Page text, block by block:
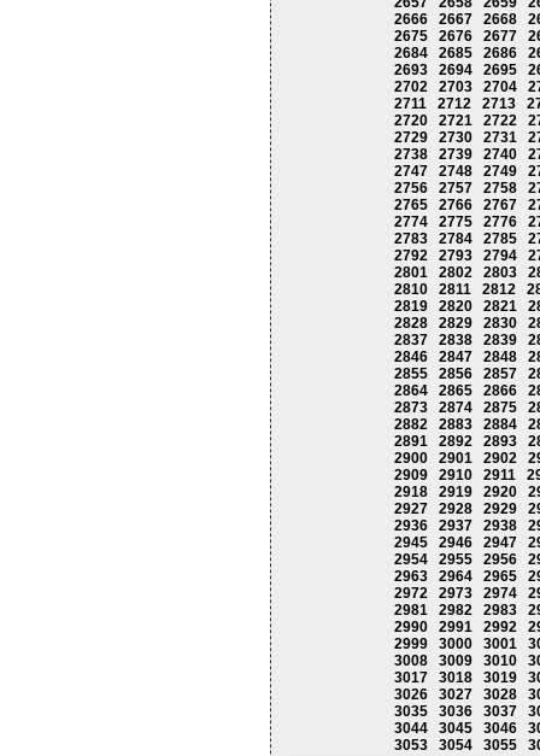
2666
2667 2668
2675
2676 2677
2684
2685 2686
2693
2694 2695
2702
2703 2704
2711
2712 2713
2720
2721 2722
2729
2730 2731
2738
2739 2740
2747
2748 2749
2756
2757 2758
2765
2766 2767
2774
2775 2776
2783
2784 2785
2792
2793 2794
2801
2802 2803
2810
2811 2812
2819
2820 2821
2828
2829 2830
2837
2838 2839
2846
2847 2848
2855
2856 2857
2864
2865 2866
2873
2874 2875
2882
2883 2884
2891
2892 2893
2900
2901 2902
2909
2910 2911
2918
2919 2920
2927
2928 2929
2936
2937 2938
2945
2946 2947
2954
2955 2956
2963
2964 2965
2972
2973 2974
2981
2982 2983
2990
2991 2992
2999
3000 3001
3008
3009 3010
3017
3018 3019
3026
3027 3028
3035
3036 3037
3044
3045 3046
3053
3054 3055